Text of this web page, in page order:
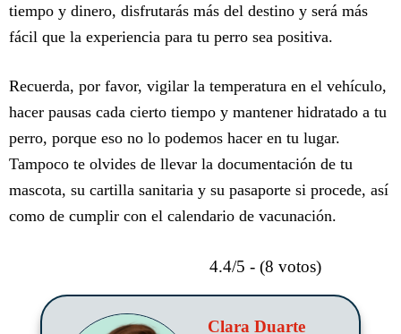
tiempo y dinero, disfrutarás más del destino y será más
fácil que la experiencia para tu perro sea positiva.
Recuerda, por favor, vigilar la temperatura en el vehículo,
hacer pausas cada cierto tiempo y mantener hidratado a tu
perro, porque eso no lo podemos hacer en tu lugar.
Tampoco te olvides de llevar la documentación de tu
mascota, su cartilla sanitaria y su pasaporte si procede, así
como de cumplir con el calendario de vacunación.
4.4/5 - (8 votos)
Clara Duarte